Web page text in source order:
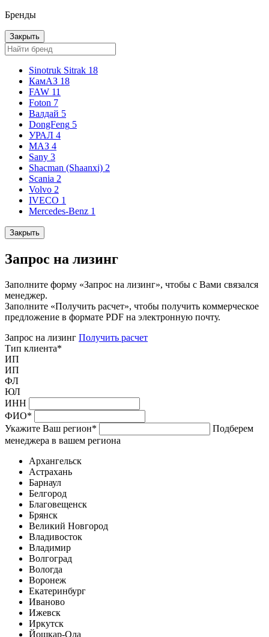
Бренды
Закрыть
Sinotruk Sitrak 18
КамАЗ 18
FAW 11
Foton 7
Валдай 5
DongFeng 5
УРАЛ 4
МАЗ 4
Sany 3
Shacman (Shaanxi) 2
Scania 2
Volvo 2
IVECO 1
Mercedes-Benz 1
Закрыть
Запрос на лизинг
Заполните форму «Запрос на лизинг», чтобы с Вами связался
менеджер.
Заполните «Получить расчет», чтобы получить коммерческое
предложение в формате PDF на электронную почту.
Запрос на лизинг Получить расчет
Тип клиента*
ИП
ИП
ФЛ
ЮЛ
ИНН
ФИО*
Укажите Ваш регион*
Подберем
менеджера в вашем региона
Архангельск
Астрахань
Барнаул
Белгород
Благовещенск
Брянск
Великий Новгород
Владивосток
Владимир
Волгоград
Вологда
Воронеж
Екатеринбург
Иваново
Ижевск
Иркутск
Йошкар-Ола